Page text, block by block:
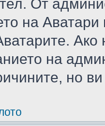
От
на
на
но